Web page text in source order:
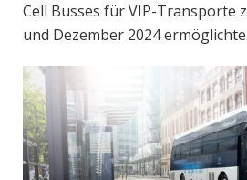
Cell Busses für VIP-Transporte
und Dezember 2024 ermöglichte.